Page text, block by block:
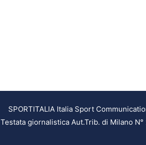
SPORTITALIA Italia Sport
Testata giornalistica Aut.Trib. di Milano